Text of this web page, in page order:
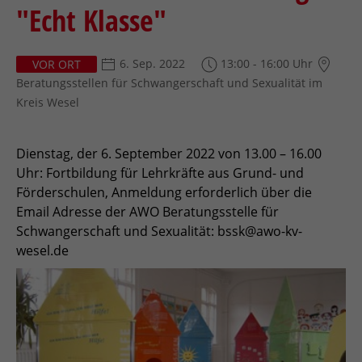
"Echt Klasse"
VOR ORT 6. Sep. 2022
13:00 - 16:00 Uhr
Beratungsstellen für Schwangerschaft und Sexualität im
Kreis Wesel
Dienstag, der 6. September 2022 von 13.00 – 16.00
Uhr: Fortbildung für Lehrkräfte aus Grund- und
Förderschulen, Anmeldung erforderlich über die
Email Adresse der AWO Beratungsstelle für
Schwangerschaft und Sexualität: bssk@awo-kv-
wesel.de